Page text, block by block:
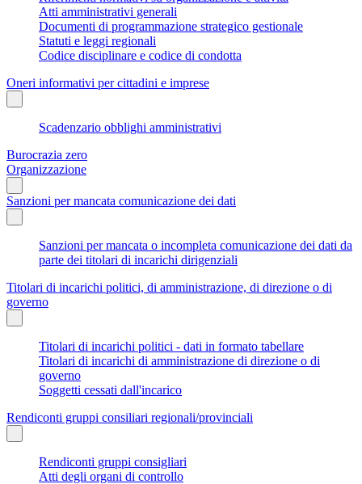
Atti amministrativi generali
Documenti di programmazione strategico gestionale
Statuti e leggi regionali
Codice disciplinare e codice di condotta
Oneri informativi per cittadini e imprese
Scadenzario obblighi amministrativi
Burocrazia zero
Organizzazione
Sanzioni per mancata comunicazione dei dati
Sanzioni per mancata o incompleta comunicazione dei dati da
parte dei titolari di incarichi dirigenziali
Titolari di incarichi politici, di amministrazione, di direzione o di
governo
Titolari di incarichi politici - dati in formato tabellare
Titolari di incarichi di amministrazione di direzione o di
governo
Soggetti cessati dall'incarico
Rendiconti gruppi consiliari regionali/provinciali
Rendiconti gruppi consigliari
Atti degli organi di controllo